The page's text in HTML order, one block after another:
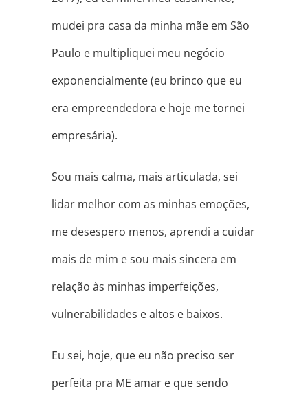
mudei pra casa da minha mãe em São
Paulo e multipliquei meu negócio
exponencialmente (eu brinco que eu
era empreendedora e hoje me tornei
empresária).
Sou mais calma, mais articulada, sei
lidar melhor com as minhas emoções,
me desespero menos, aprendi a cuidar
mais de mim e sou mais sincera em
relação às minhas imperfeições,
vulnerabilidades e altos e baixos.
Eu sei, hoje, que eu não preciso ser
perfeita pra ME amar e que sendo